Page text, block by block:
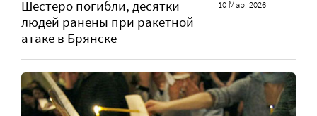
Шестеро погибли, десятки
людей ранены при ракетной
атаке в Брянске
10 Мар. 2026